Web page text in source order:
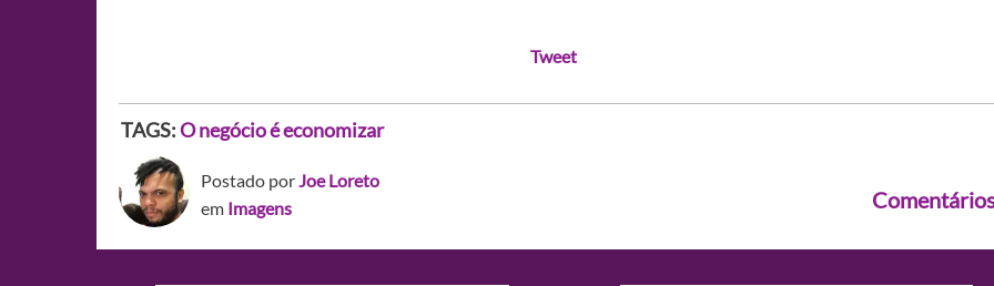
Tweet
TAGS:O negócio é economizar
Postado porJoe Loreto
em Imagens